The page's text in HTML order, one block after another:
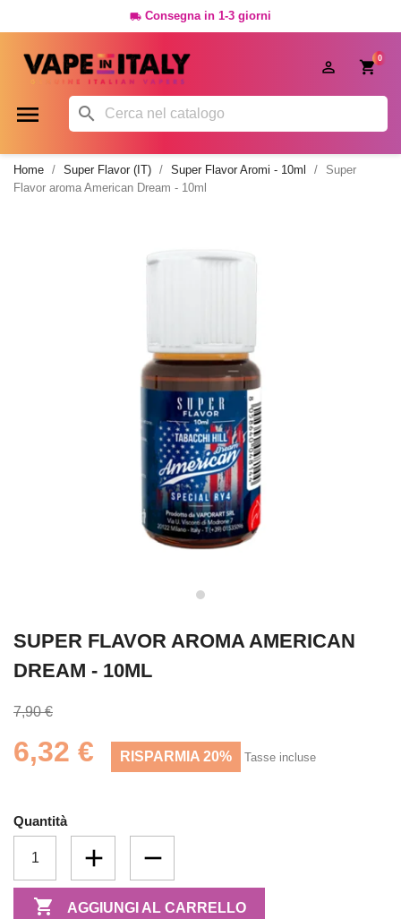
 Consegna in 1-3 giorni
0

 
Home Super Flavor (IT) Super Flavor Aromi - 10ml
Super
Flavor aroma American Dream - 10ml
SUPER FLAVOR AROMA AMERICAN
DREAM - 10ML
7,90 €
6,32 € RISPARMIA 20% Tasse incluse
Quantità
 AGGIUNGI AL CARRELLO